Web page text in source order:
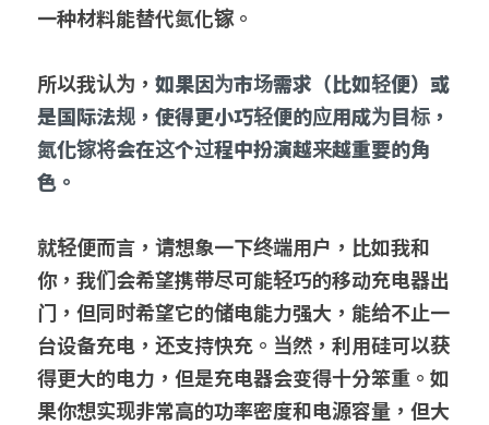
一种材料能替代氮化镓。
所以我认为， 如果因为市场需求（比如轻便）或
是国际法规，使得更小巧轻便的应用成为目标，
氮化镓将会在这个过程中扮演越来越重要的角
色。
就轻便而言，请想象一下终端用户，比如我和
你，我们会希望携带尽可能轻巧的移动充电器出
门，但同时希望它的储电能力强大，能给不止一
台设备充电，还支持快充。当然，利用硅可以获
得更大的电力，但是充电器会变得十分笨重。如
果你想实现非常高的功率密度和电源容量，但大